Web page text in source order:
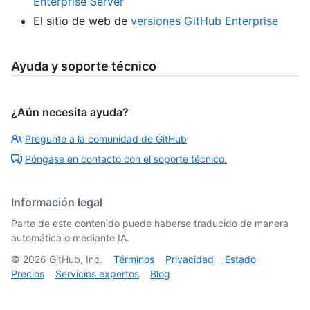
El sitio de web de versiones GitHub Enterprise
Ayuda y soporte técnico
¿Aún necesita ayuda?
Pregunte a la comunidad de GitHub
Póngase en contacto con el soporte técnico.
Información legal
Parte de este contenido puede haberse traducido de manera
automática o mediante IA.
© 2026 GitHub, Inc. Términos Privacidad
Estado
Precios
Servicios expertos Blog